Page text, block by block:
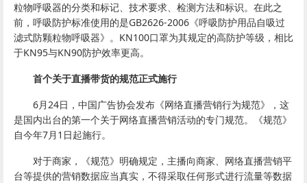
粒物呼吸器的分类和标记、技术要求、检测方法和标识。在此之
前，呼吸防护标准使用的是GB2626-2006《呼吸防护用品自吸过
滤式防颗粒物呼吸器》。KN100口罩为其规定的高防护等级，相比
于KN95与KN90防护效率更高。
首个关于直播带货的规范正式施行
6月24日，中国广告协会发布《网络直播营销行为规范》，这
是国内出台的第一个关于网络直播营销活动的专门规范。《规范》
自今年7月1日起施行。
对于商家，《规范》明确规定，主播向商家、网络直播营销平
台等提供的营销数据应当真实，不得采取任何形式进行流量等数据